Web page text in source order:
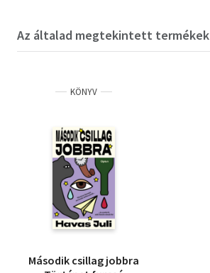
Az általad megtekintett termékek
KÖNYV
Második csillag jobbra